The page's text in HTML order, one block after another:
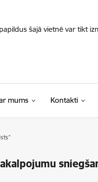
šajā vietnē var tikt
mums Kontakti